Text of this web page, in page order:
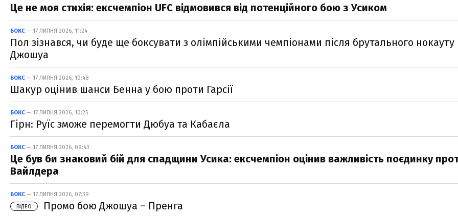
Це не моя стихія: ексчемпіон UFC відмовився від потенційного бою з Усиком
БОКС — 17 ЛИПНЯ 2026, 11:24
Пол зізнався, чи буде ще боксувати з олімпійськими чемпіонами після брутального нокауту
Джошуа
БОКС — 17 ЛИПНЯ 2026, 10:48
Шакур оцінив шанси Бенна у бою проти Гарсії
БОКС — 17 ЛИПНЯ 2026, 10:25
Гірн: Руїс зможе перемогти Дюбуа та Кабаєла
БОКС — 17 ЛИПНЯ 2026, 09:43
Це був би знаковий бій для спадщини Усика: ексчемпіон оцінив важливість поєдинку
Вайлдера
БОКС — 17 ЛИПНЯ 2026, 07:39
ВІДЕО
Промо бою Джошуа – Пренга